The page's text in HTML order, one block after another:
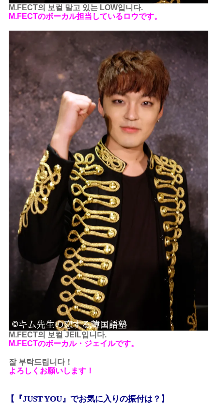
M.FECT의 보컬 맡고 있는 LOW입니다.
M.FECTのボーカル担当しているロウです。
M.FECT의 보컬 JEIL입니다.
M.FECTのボーカル・ジェイルです。
잘 부탁드립니다！
よろしくお願いします！
【『JUST YOU』でお気に入りの振付は？】